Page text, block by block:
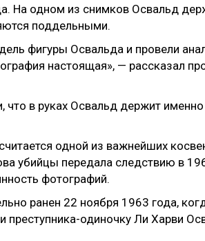
На одном из снимков Освальд
поддельными.
фигуры Освальда и провели
настоящая», — рассказал
что в руках Освальд держит
одной из важнейших
убийцы передала следствию в
фотографий.
ранен 22 ноября 1963 года,
преступника-одиночку Ли Харви